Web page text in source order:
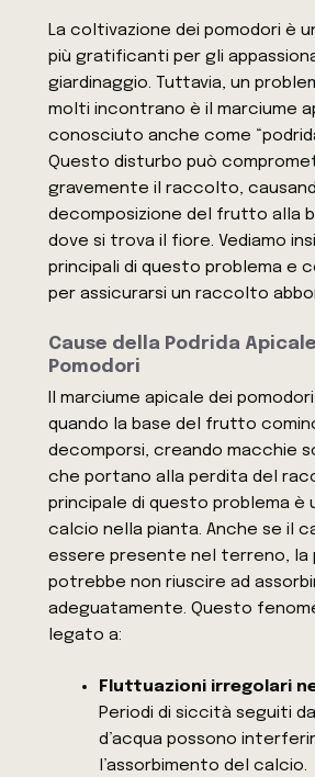
La coltivazione dei pomodori è
più gratificanti per gli
giardinaggio. Tuttavia, un
molti incontrano è il marciume
conosciuto anche come
Questo disturbo può
gravemente il raccolto,
decomposizione del frutto alla
dove si trova il fiore. Vediamo
principali di questo problema e
per assicurarsi un raccolto
Cause della Podrida
Pomodori
Il marciume apicale dei
quando la base del frutto
decomporsi, creando macchie
che portano alla perdita del
principale di questo problema è
calcio nella pianta. Anche se il
essere presente nel terreno, la
potrebbe non riuscire ad
adeguatamente. Questo
legato a:
Fluttuazioni irregolari
Periodi di siccità seguiti
d’acqua possono
l’assorbimento del calcio.